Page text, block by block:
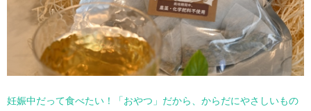
妊娠中だって食べたい！「おやつ」だから、からだにやさしいもの